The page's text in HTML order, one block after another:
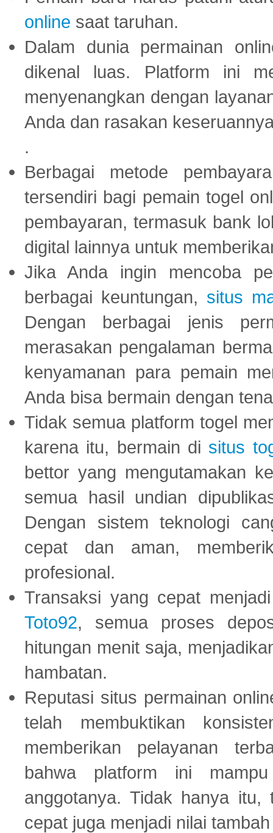
online saat taruhan.
Dalam dunia permainan
dikenal luas. Platform ini
menyenangkan dengan
Anda dan rasakan
.
Berbagai metode
tersendiri bagi pemain togel
pembayaran, termasuk bank
digital lainnya untuk
Jika Anda ingin mencoba
berbagai keuntungan, situs
Dengan berbagai jenis
merasakan pengalaman
kenyamanan para pemain
Anda bisa bermain dengan
Tidak semua platform togel
karena itu, bermain di situs
bettor yang mengutamakan
semua hasil undian
Dengan sistem teknologi
cepat dan aman,
profesional.
Transaksi yang cepat
Toto92, semua proses
hitungan menit saja,
hambatan.
Reputasi situs permainan
telah membuktikan
memberikan pelayanan
bahwa platform ini
anggotanya. Tidak hanya
cepat juga menjadi nilai